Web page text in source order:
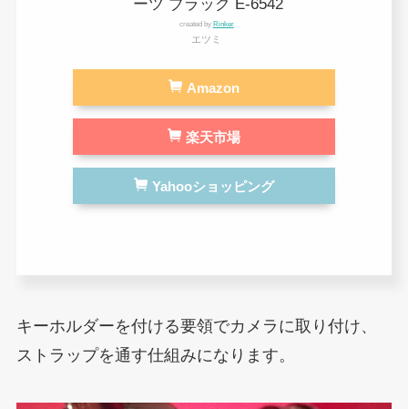
ーツ ブラック E-6542
created by Rinker
エツミ
Amazon
楽天市場
Yahooショッピング
キーホルダーを付ける要領でカメラに取り付け、
ストラップを通す仕組みになります。